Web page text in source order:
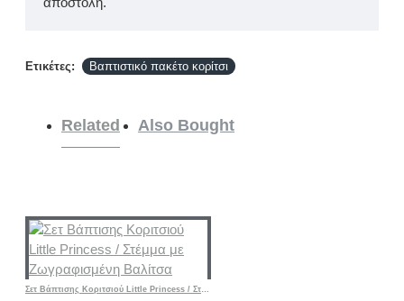
Ετικέτες: Βαπτιστικό πακέτο κορίτσι
Related Also Bought
Σετ Βάπτισης Κοριτσιού Little Princess / Στέμμα με Ζωγραφισμένη Βαλίτσα